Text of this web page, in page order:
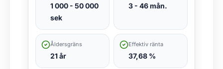
1 000 - 50 000
sek
3 - 46 mån.
Åldersgräns
21 år
Effektiv ränta
37,68 %